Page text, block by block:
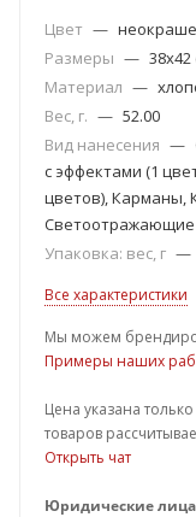
Цвет —
Размеры — 38х42
Материал —
Вес, г. — 52.00
Вид нанесения —
с эффектами (1
цветов), Карманы,
Светоотражающие
Упаковка: вес, г —
Все характеристики
Мы можем
Примеры наших
Цена указана
товаров
Открыть чат
Юридические лица